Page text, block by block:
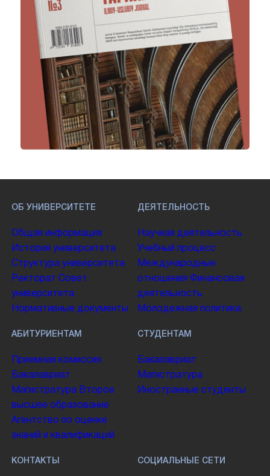
ОБ УНИВЕРСИТЕТЕ
Общая информация
История университета
Структура университета
Ректорат Совет
университета
Нормативные документы
ДЕЯТЕЛЬНОСТЬ
Научная деятельность
Учебный процесс
Международные
отношения Финансовая
деятельность
Молодежная политика
АБИТУРИЕНТАМ
Приемная комиссия
Бакалавриат
Магистратура Второе
высшее образование
Агентство по оценке
знаний и квалификаций
СТУДЕНТАМ
Бакалавриат
Магистратура
Иностранные студенты
КОНТАКТЫ СОЦИАЛЬНЫЕ СЕТИ